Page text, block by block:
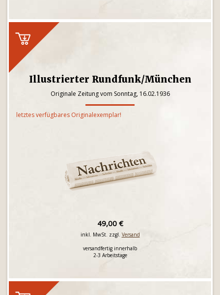
Illustrierter Rundfunk/München
Originale Zeitung vom Sonntag, 16.02.1936
letztes verfügbares Originalexemplar!
49,00 €
inkl. MwSt. zzgl. Versand
versandfertig innerhalb
2-3 Arbeitstage